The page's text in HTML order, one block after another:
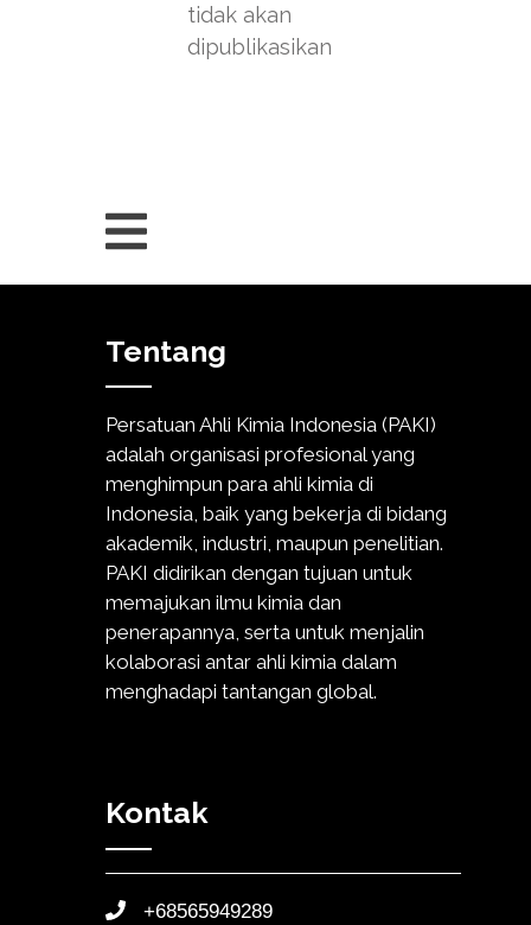
tidak akan
dipublikasikan
Tentang
Persatuan Ahli Kimia Indonesia (PAKI)
adalah organisasi profesional yang
menghimpun para ahli kimia di
Indonesia, baik yang bekerja di bidang
akademik, industri, maupun penelitian.
PAKI didirikan dengan tujuan untuk
memajukan ilmu kimia dan
penerapannya, serta untuk menjalin
kolaborasi antar ahli kimia dalam
menghadapi tantangan global.
Kontak
+68565949289